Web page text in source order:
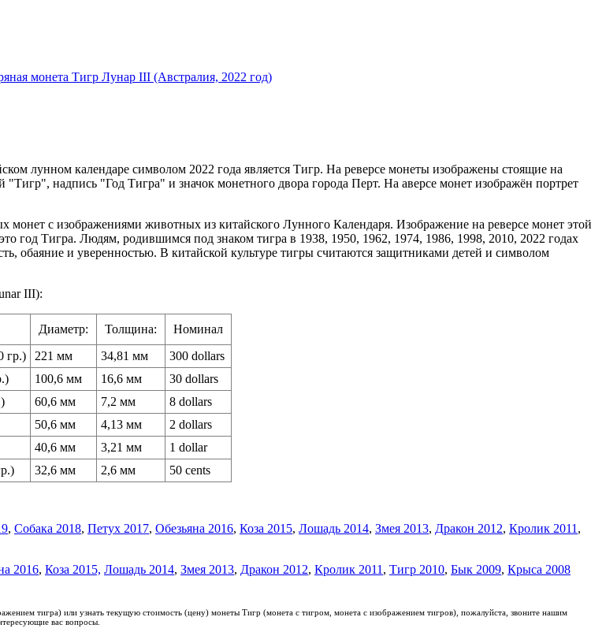
лунном календаре символом 2022 года является Тигр. На реверсе монеты изображены стоящие на
надпись "Год Тигра" и значок монетного двора города Перт. На аверсе монет изображён портрет
с изображениями животных из китайского Лунного Календаря. Изображение на реверсе монет этой
год Тигра. Людям, родившимся под знаком тигра в 1938, 1950, 1962, 1974, 1986, 1998, 2010, 2022 годах
обаяние и уверенностью. В китайской культуре тигры считаются защитниками детей и символом
III):
Диаметр: Толщина:
Номинал
гр.)
221 мм 34,81 мм
300 dollars
100,6 мм 16,6 мм
30 dollars
60,6 мм 7,2 мм
8 dollars
50,6 мм 4,13 мм
2 dollars
40,6 мм 3,21 мм
1 dollar
32,6 мм 2,6 мм 50 cents
, Собака 2018, Петух 2017, Обезьяна 2016, Коза 2015, Лошадь 2014, Змея 2013, Дракон 2012, Кролик 2011 ,
2016, Коза 2015, Лошадь 2014, Змея 2013, Дракон 2012, Кролик 2011 , Тигр 2010, Бык 2009, Крыса 2008
тигра) или узнать текущую стоимость (цену) монеты Тигр (монета с тигром, монета с изображением тигров), пожалуйста, звоните нашим
вас вопросы.